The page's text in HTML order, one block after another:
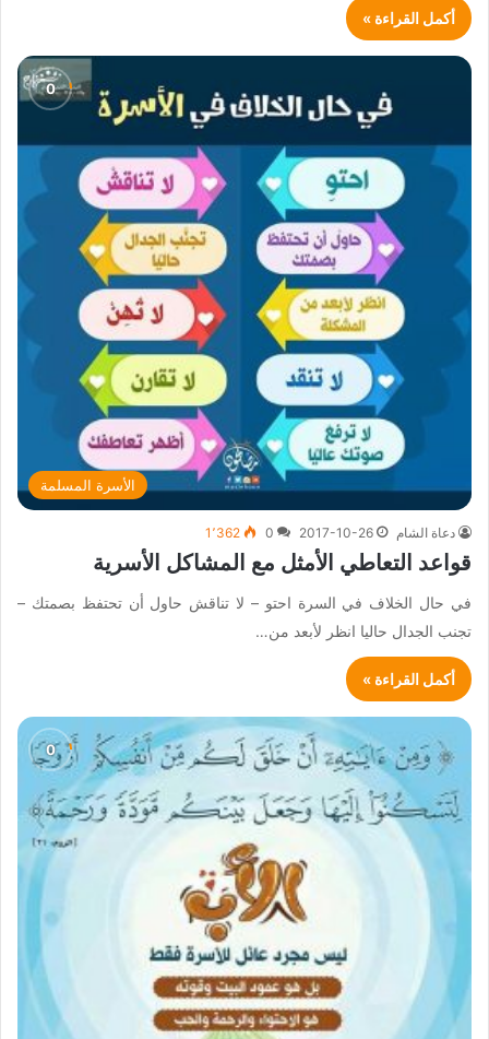
أكمل القراءة »
الأسرة المسلمة
دعاة الشام 2017-10-26
0 1٬362
قواعد التعاطي الأمثل مع المشاكل الأسرية
في حال الخلاف في السرة احتو – لا تناقش حاول أن تحتفظ بصمتك –
تجنب الجدال حاليا انظر لأبعد من…
أكمل القراءة »